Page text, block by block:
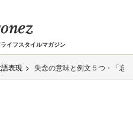
イフスタイルマガジン
表現 失念の意味と例文５つ・「忘